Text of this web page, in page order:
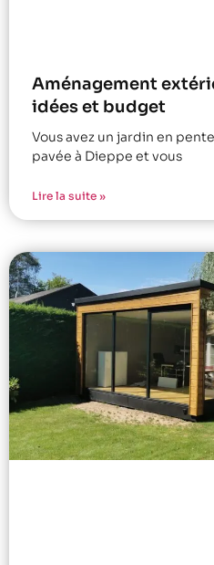
Aménagement
idées et budget
Vous avez un jardin en
pavée à Dieppe et vous
Lire la suite »